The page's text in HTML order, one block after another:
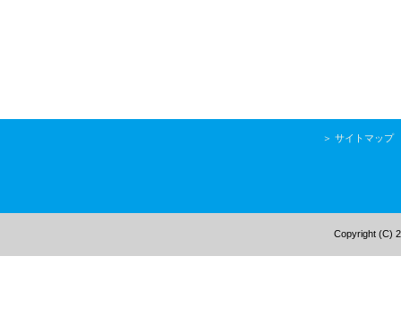
＞ サイトマップ
Copyright (C)